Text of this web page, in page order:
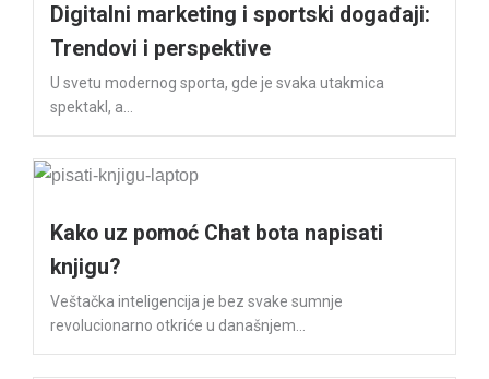
Digitalni marketing i sportski događaji:
Trendovi i perspektive
U svetu modernog sporta, gde je svaka utakmica
spektakl, a...
Kako uz pomoć Chat bota napisati
knjigu?
Veštačka inteligencija je bez svake sumnje
revolucionarno otkriće u današnjem...